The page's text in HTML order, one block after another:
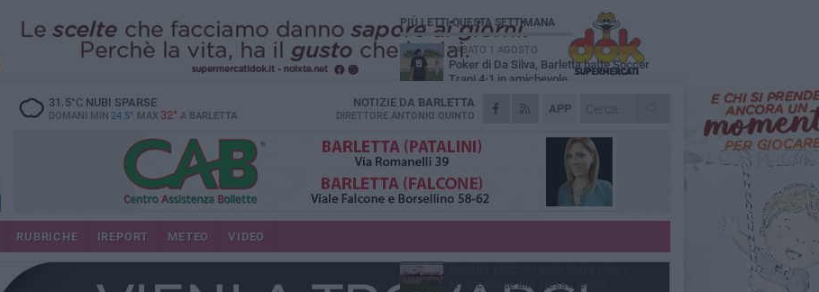
31.5°CNUBI SPARSE
DOMANI MIN 24.5° MAX 32° A BARLETTA
APP
NOTIZIE DA BARLETTA
DIRETTORE ANTONIO QUINTO
RUBRICHE IREPORT METEO VIDEO
PIÙ LETTI QUESTA SETTIMANA
SABATO 1 AGOSTO
Poker di Da Silva, Barletta batte Soccer
Trani 4-1 in amichevole
VENERDÌ 31 LUGLIO
Serie C Sky Wifi: fissate date e orari delle
VENERDÌ 31 LUGLIO
Il calcio italiano piange l'immenso Franco
Baresi
GIOVEDÌ 6 AGOSTO
Addio a mister Marchioro. L'uomo del
VENERDÌ 31 LUGLIO
affascinante allo stesso tempo